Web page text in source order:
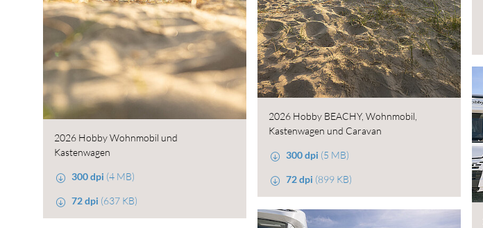
2026 Hobby BEACHY, Wohnmobil,
Kastenwagen und Caravan
300 dpi (5 MB)
72 dpi (899 KB)
2026 Hobby Wohnmobil und
Kastenwagen
300 dpi (4 MB)
72 dpi (637 KB)